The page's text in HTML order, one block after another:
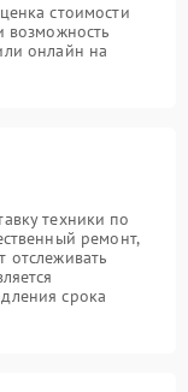
стоимости
возможность
онлайн на
техники по
ремонт,
отслеживать
срока